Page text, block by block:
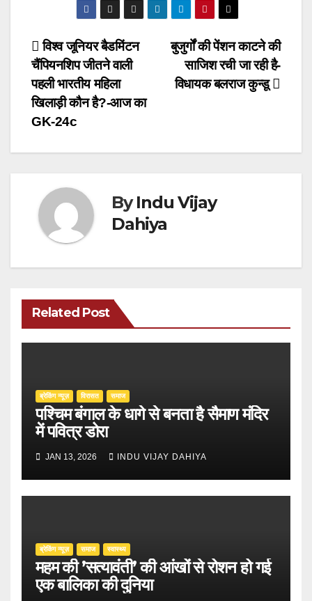
Post
navigation
बुजुर्गों की पेंशन काटने की
साजिश रची जा रही है-
विधायक बलराज कुन्डू
विश्व जूनियर बैडमिंटन
चैंपियनशिप जीतने वाली
पहली भारतीय महिला
खिलाड़ी कौन है?-आज का
GK-24c
ByIndu Vijay
Dahiya
Related Post
ब्रेकिंग न्यूज़ ‍‍विरासत समाज
पश्चिम बंगाल के धागे से बनता है सैमाण मंदिर
में पवित्र डोरा
JAN 13, 2026 INDU VIJAY DAHIYA
ब्रेकिंग न्यूज़ समाज स्वास्थ्य
महम की ’सत्यावंती’ की आंखों से रोशन हो गई
एक बालिका की दुनिया